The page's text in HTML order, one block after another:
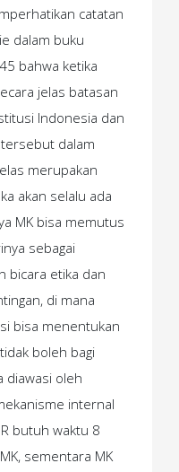
catatan
dalam buku
bahwa ketika
jelas batasan
Indonesia dan
dalam
merupakan
akan selalu ada
MK bisa memutus
sebagai
bicara etika dan
di mana
bisa menentukan
boleh bagi
diawasi oleh
internal
butuh waktu 8
sementara MK